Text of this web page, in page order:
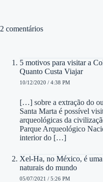
2 comentários
5 motivos para visitar a
Quanto Custa Viajar
10/12/2020 / 4:38 PM
[…] sobre a extração do
Santa Marta é possível
arqueológicas da
Parque Arqueológico
interior do […]
Xel-Ha, no México, é
naturais do mundo
05/07/2021 / 5:26 PM